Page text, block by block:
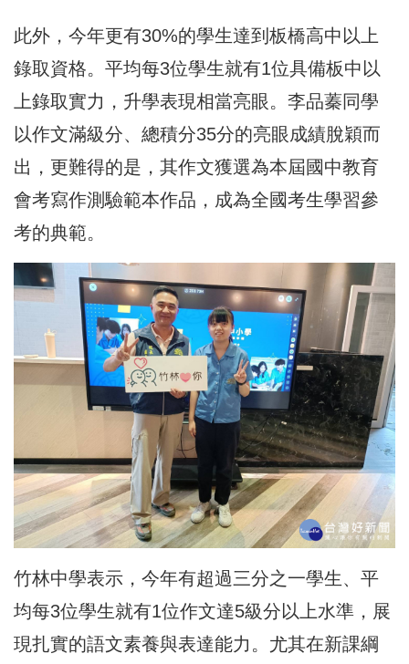
此外，今年更有30%的學生達到板橋高中以上
錄取資格。平均每3位學生就有1位具備板中以
上錄取實力，升學表現相當亮眼。李品蓁同學
以作文滿級分、總積分35分的亮眼成績脫穎而
出，更難得的是，其作文獲選為本屆國中教育
會考寫作測驗範本作品，成為全國考生學習參
考的典範。
竹林中學表示，今年有超過三分之一學生、平
均每3位學生就有1位作文達5級分以上水準，展
現扎實的語文素養與表達能力。尤其在新課綱